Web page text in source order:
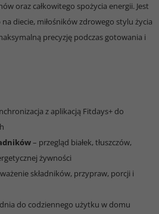
oraz całkowitego spożycia energii. Jest
diecie, miłośników zdrowego stylu życia
precyzję podczas gotowania i
z aplikacją Fitdays+ do
– przegląd białek, tłuszczów,
żywności
składników, przypraw, porcji i
do codziennego użytku w domu